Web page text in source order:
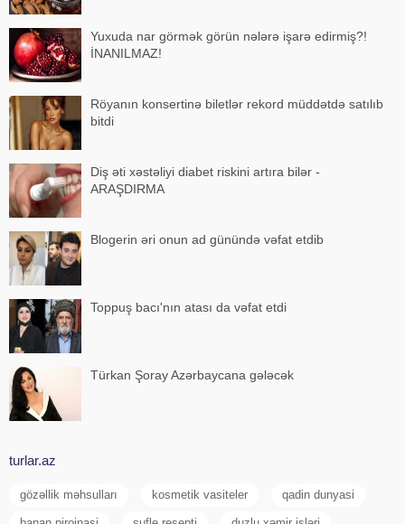
Yuxuda nar görmək görün nələrə işarə edirmiş?!
İNANILMAZ!
Röyanın konsertinə biletlər rekord müddətdə satılıb
bitdi
Diş əti xəstəliyi diabet riskini artıra bilər -
ARAŞDIRMA
Blogerin əri onun ad günündə vəfat etdib
Toppuş bacı'nın atası da vəfat etdi
Türkan Şoray Azərbaycana gələcək
turlar.az
gözəllik məhsulları kosmetik vasiteler qadin dunyasi